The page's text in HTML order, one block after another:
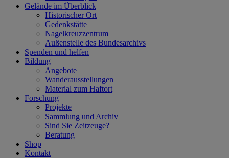
Gelände im Überblick
Historischer Ort
Gedenkstätte
Nagelkreuzzentrum
Außenstelle des Bundesarchivs
Spenden und helfen
Bildung
Angebote
Wanderausstellungen
Material zum Haftort
Forschung
Projekte
Sammlung und Archiv
Sind Sie Zeitzeuge?
Beratung
Shop
Kontakt